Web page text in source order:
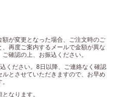
が変更となった場合、ご注文時のご
再度ご案内するメールで金額が異な
確認の上、お振込ください。
ください。8日以降、ご連絡なく確認
とさせていただきますので、お早め
なります。